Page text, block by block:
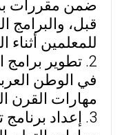
ضمن مقررات
قبل، والبرامج
للمعلمين أثناء
2. تطوير برامج
في الوطن
مهارات القرن
3. إعداد